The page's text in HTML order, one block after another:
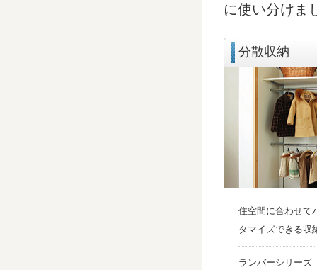
に使い分けま
分散収納
住空間に合わせて
タマイズできる収
ランバーシリーズ